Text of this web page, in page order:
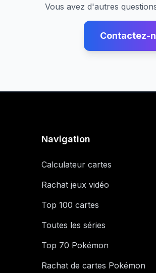
Vous avez d'autres
Contactez-
Navigation
Calculateur cartes
Rachat jeux vidéo
Top 100 cartes
Toutes les séries
Top 70 Pokémon
Rachat de cartes Pokémon